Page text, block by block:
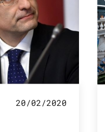
20/02/2020